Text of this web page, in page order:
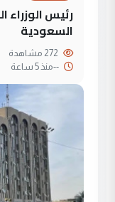
رئيس الوزراء
السعودية
--منذ 5 ساعة